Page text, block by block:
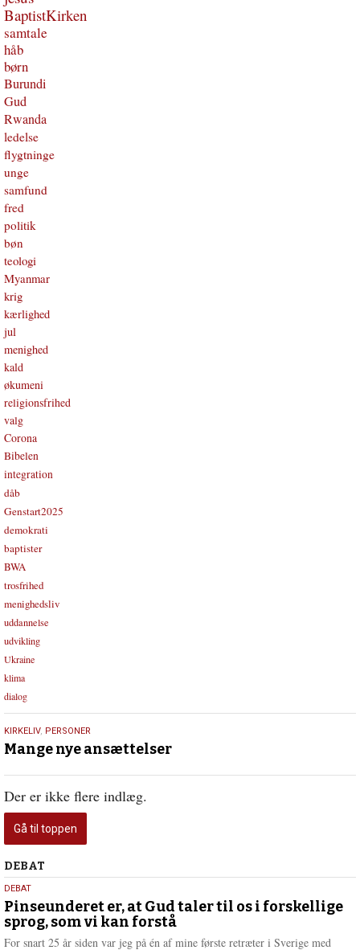
BaptistKirken
samtale
håb
børn
Burundi
Gud
Rwanda
ledelse
flygtninge
unge
samfund
fred
politik
bøn
teologi
Myanmar
krig
kærlighed
jul
menighed
kald
økumeni
religionsfrihed
valg
Corona
Bibelen
integration
dåb
Genstart2025
demokrati
baptister
BWA
trosfrihed
menighedsliv
uddannelse
udvikling
Ukraine
klima
dialog
28.
september
KIRKELIV, PERSONER
Mange nye ansættelser
Der er ikke flere indlæg.
Gå til toppen
Debat
DEBAT
5.
august
2026
DEBAT
Pinseunderet er, at Gud taler til os i forskellige
sprog, som vi kan forstå
For snart 25 år siden var jeg på én af mine første retræter i Sverige med